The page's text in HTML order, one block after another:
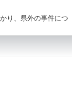
り、県外の事件につ